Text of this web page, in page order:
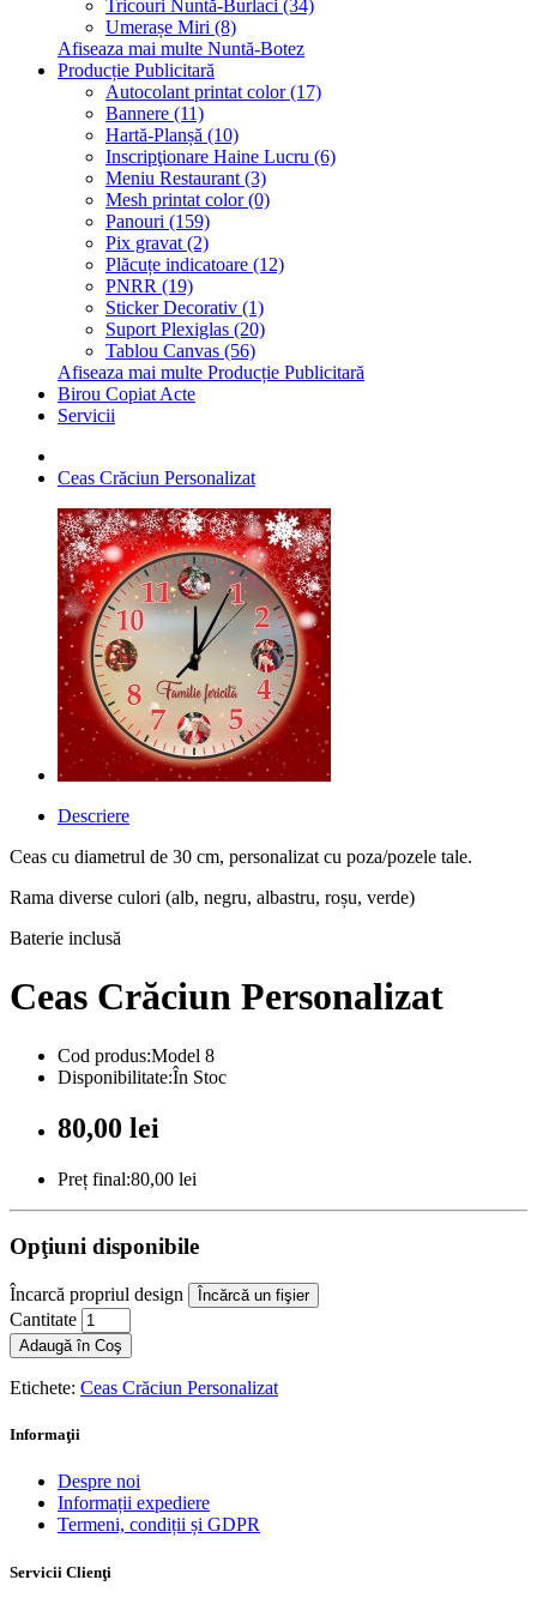
Tricouri Nuntă-Burlaci (34)
Umerașe Miri (8)
Afiseaza mai multe Nuntă-Botez
Producție Publicitară
Autocolant printat color (17)
Bannere (11)
Hartă-Planșă (10)
Inscripţionare Haine Lucru (6)
Meniu Restaurant (3)
Mesh printat color (0)
Panouri (159)
Pix gravat (2)
Plăcuțe indicatoare (12)
PNRR (19)
Sticker Decorativ (1)
Suport Plexiglas (20)
Tablou Canvas (56)
Afiseaza mai multe Producție Publicitară
Birou Copiat Acte
Servicii
Ceas Crăciun Personalizat
Descriere
Ceas cu diametrul de 30 cm, personalizat cu poza/pozele tale.
Rama diverse culori (alb, negru, albastru, roșu, verde)
Baterie inclusă
Ceas Crăciun Personalizat
Cod produs:Model 8
Disponibilitate:În Stoc
80,00 lei
Preț final:80,00 lei
Opţiuni disponibile
Încarcă propriul design Încărcă un fişier
Cantitate
Adaugă în Coş
Etichete: Ceas Crăciun Personalizat
Informaţii
Despre noi
Informații expediere
Termeni, condiții și GDPR
Servicii Clienţi